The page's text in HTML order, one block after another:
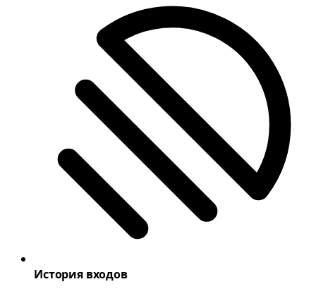
История входов